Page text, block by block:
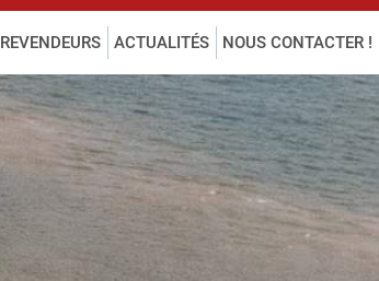
REVENDEURS ACTUALITÉS NOUS CONTACTER !